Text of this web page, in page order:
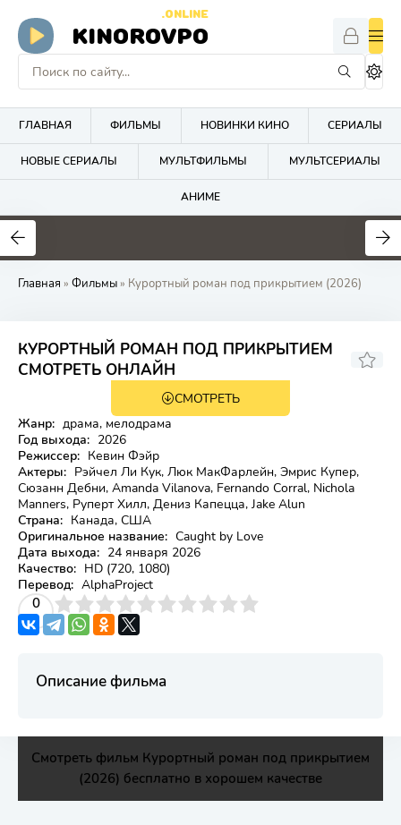
KINOROVPO
.ONLINE
ГЛАВНАЯ ФИЛЬМЫ НОВИНКИ КИНО СЕРИАЛЫ
НОВЫЕ СЕРИАЛЫ МУЛЬТФИЛЬМЫ МУЛЬТСЕРИАЛЫ
АНИМЕ
Главная » Фильмы» Курортный роман под прикрытием (2026)
КУРОРТНЫЙ РОМАН ПОД ПРИКРЫТИЕМ
СМОТРЕТЬ ОНЛАЙН
СМОТРЕТЬ
Жанр: драма, мелодрама
Год выхода: 2026
Режиссер: Кевин Фэйр
Актеры: Рэйчел Ли Кук, Люк МакФарлейн, Эмрис Купер,
Сюзанн Дебни, Amanda Vilanova, Fernando Corral, Nichola
Manners, Руперт Хилл, Дениз Капецца, Jake Alun
Страна: Канада, США
Оригинальное название: Caught by Love
Дата выхода: 24 января 2026
Качество: HD (720, 1080)
Перевод: AlphaProject
0
4 5 6 7 8 9 10
Описание фильма
Смотреть фильм Курортный роман под прикрытием
(2026) бесплатно в хорошем качестве